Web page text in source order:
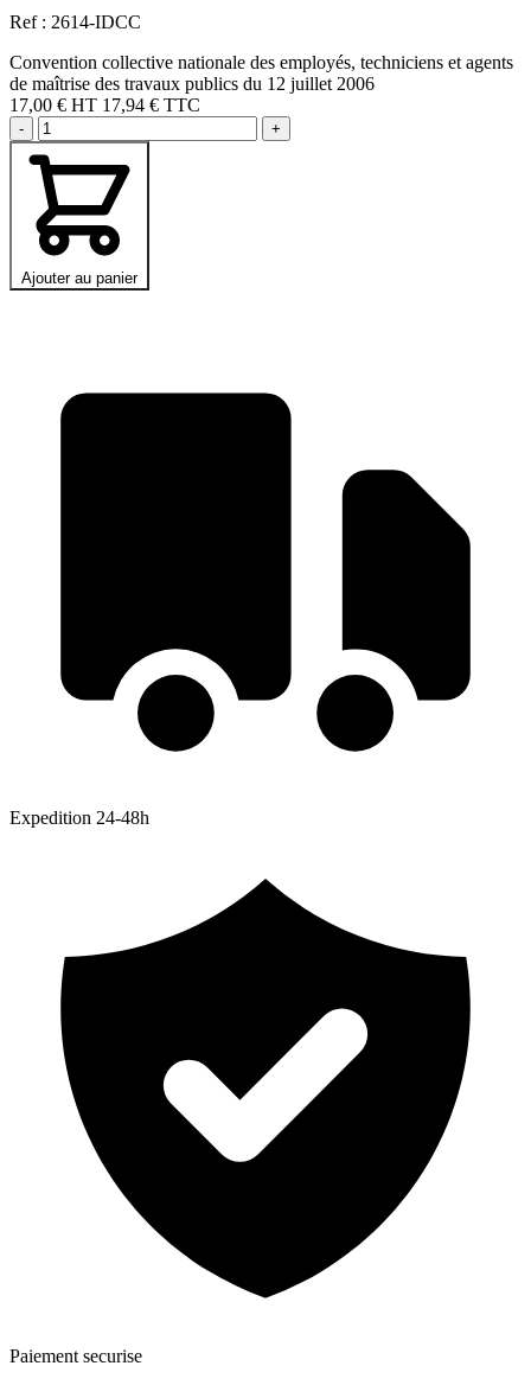
Ref : 2614-IDCC
Convention collective nationale des employés, techniciens et agents
de maîtrise des travaux publics du 12 juillet 2006
17,00 € HT 17,94 € TTC
- +
Ajouter au panier
Expedition 24-48h
Paiement securise